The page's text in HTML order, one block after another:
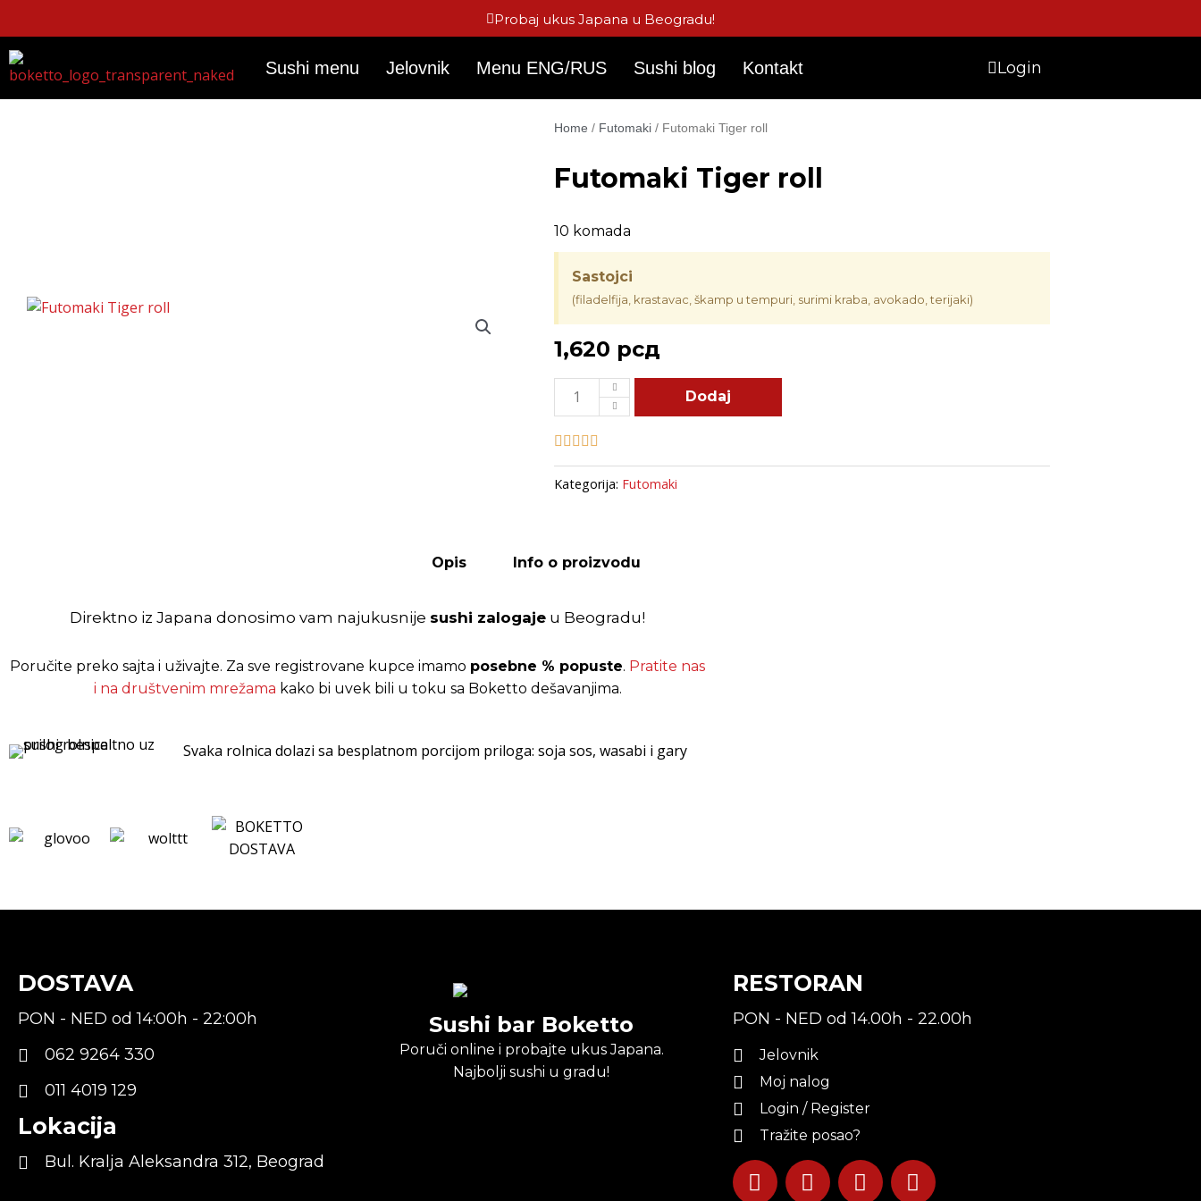
to
content
Probaj ukus Japana u Beogradu!
Sushi menu Jelovnik Menu ENG/RUS Sushi blog Kontakt Login
Home / Futomaki / Futomaki Tiger roll
Futomaki Tiger roll
10 komada
Sastojci
(filadelfija, krastavac, škamp u tempuri, surimi kraba, avokado, terijaki)
1,620 рсд
Futomaki
roll
Dodaj
Kategorija: Futomaki
Opis Info o proizvodu
Direktno iz Japana donosimo vam najukusnije sushi zalogaje u Beogradu!
Poručite preko sajta i uživajte. Za sve registrovane kupce imamo posebne % popuste. Pratite nas
i na društvenim mrežama kako bi uvek bili u toku sa Boketto dešavanjima.
Svaka rolnica dolazi sa besplatnom porcijom priloga: soja sos, wasabi i gary
DOSTAVA
PON - NED od 14:00h - 22:00h
062 9264 330
011 4019 129
Lokacija
Bul. Kralja Aleksandra 312, Beograd
Sushi bar Boketto
Poruči online i probajte ukus Japana.
Najbolji sushi u gradu!
RESTORAN
PON - NED od 14.00h - 22.00h
Jelovnik
Moj nalog
Login / Register
Tražite posao?
F
a
I
n
T
i
Y
o